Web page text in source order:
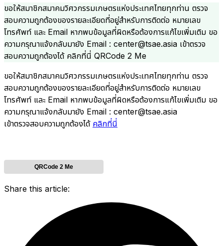
ขอให้สมาชิกสมาคมวิศวกรรมเกษตรแห่งประเทศไทยทุกท่าน ตรวจ
สอบความถูกต้องของรายละเอียดที่อยู่สำหรับการติดต่อ หมายเลข
โทรศัพท์ และ Email หากพบข้อมูลที่ผิดหรือต้องการแก้ไขเพิ่มเติม ขอ
ความกรุณาแจ้งกลับมายัง Email : center@tsae.asia เข้าตรวจ
สอบความถูกต้องได้ คลิกที่นี่ QRCode 2 Me
ขอให้สมาชิกสมาคมวิศวกรรมเกษตรแห่งประเทศไทยทุกท่าน ตรวจ
สอบความถูกต้องของรายละเอียดที่อยู่สำหรับการติดต่อ หมายเลข
โทรศัพท์ และ Email หากพบข้อมูลที่ผิดหรือต้องการแก้ไขเพิ่มเติม ขอ
ความกรุณาแจ้งกลับมายัง Email : center@tsae.asia
เข้าตรวจสอบความถูกต้องได้ คลิกที่นี่
QRCode 2 Me
Share this article: